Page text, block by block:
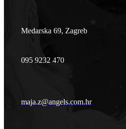
Medarska 69, Zagreb
095 9232 470
maja.z@angels.com.hr